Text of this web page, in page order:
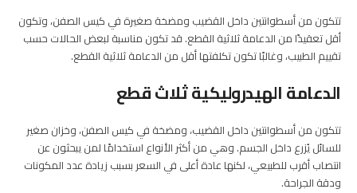
تتكون من أسطوانتين داخل القضيب ومضخة صغيرة في كيس الصفن، وتكون
أقل تعقيدًا من الدعامة ثلاثية القطع. قد تكون مناسبة لبعض الحالات حسب
تقييم الطبيب، وغالبًا تكون تكلفتها أقل من الدعامة ثلاثية القطع.
الدعامة الهيدروليكية ثلاث قطع
تتكون من أسطوانتين داخل القضيب، ومضخة في كيس الصفن، وخزان صغير
للسائل يُزرع داخل الجسم. وهي من أكثر الأنواع استخدامًا لمن يبحثون عن
انتصاب أقرب للطبيعي، لكنها عادة أعلى في السعر بسبب زيادة عدد المكونات
ودقة الجراحة.